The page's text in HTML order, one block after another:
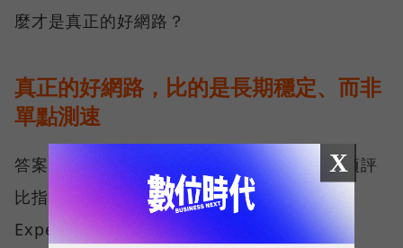
麼才是真正的好網路？
真正的好網路，比的是長期穩定、而非
單點測速
答案，就藏在 Opensignal 最具代表性的兩項評
比指標──可靠性體驗（Reliability
Experience）與品質一致性（Consistent
X